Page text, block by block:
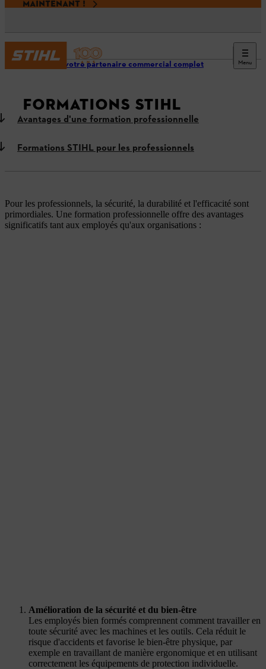
MAINTENANT !
Menu
STIHL, votre partenaire commercial complet
FORMATIONS STIHL
Avantages d'une formation professionnelle
Formations STIHL pour les professionnels
Pour les professionnels, la sécurité, la durabilité et l'efficacité sont
primordiales. Une formation professionnelle offre des avantages
significatifs tant aux employés qu'aux organisations :
Amélioration de la sécurité et du bien-être
Les employés bien formés comprennent comment travailler en
toute sécurité avec les machines et les outils. Cela réduit le
risque d'accidents et favorise le bien-être physique, par
exemple en travaillant de manière ergonomique et en utilisant
correctement les équipements de protection individuelle.